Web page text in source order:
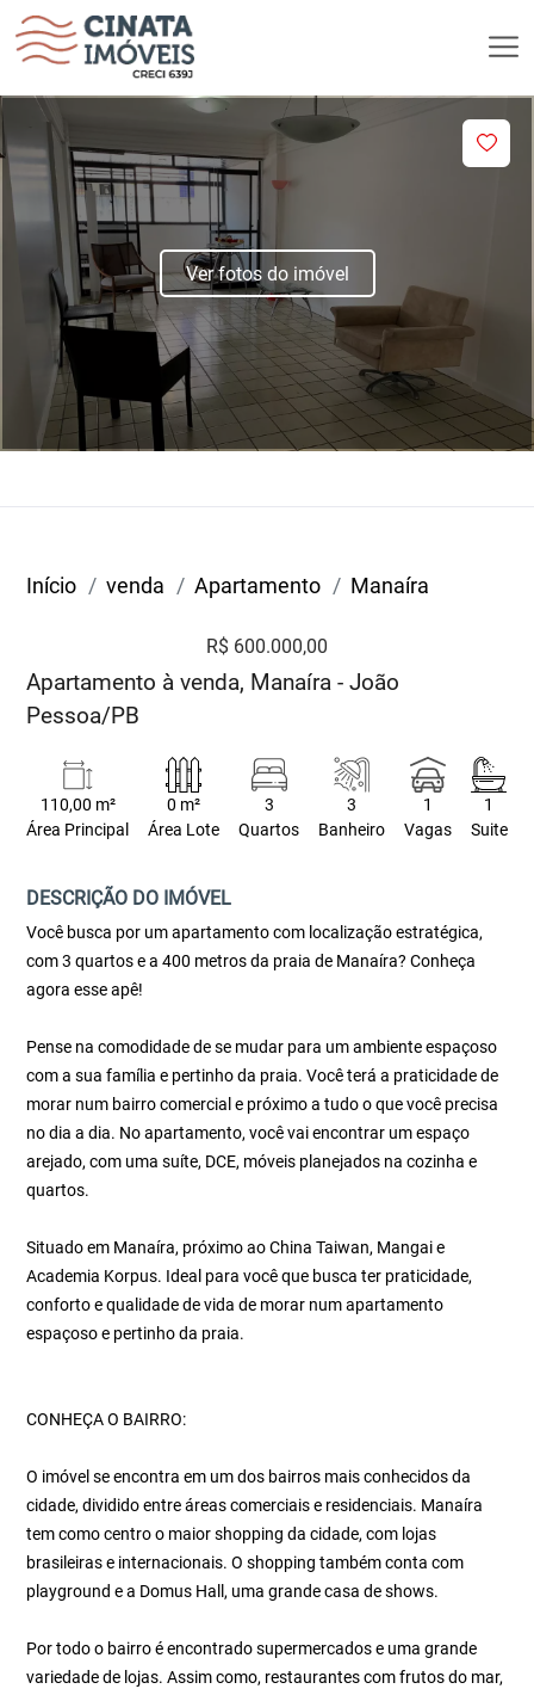
Ver fotos do imóvel
Início venda Apartamento Manaíra
R$ 600.000,00
Apartamento à venda, Manaíra - João
Pessoa/PB
110,00 m²
Área Principal
0 m²
Área Lote
3
Quartos
3
Banheiro
1
Vagas
1
Suite
DESCRIÇÃO DO IMÓVEL
Você busca por um apartamento com localização estratégica,
com 3 quartos e a 400 metros da praia de Manaíra? Conheça
agora esse apê!
Pense na comodidade de se mudar para um ambiente espaçoso
com a sua família e pertinho da praia. Você terá a praticidade de
morar num bairro comercial e próximo a tudo o que você precisa
no dia a dia. No apartamento, você vai encontrar um espaço
arejado, com uma suíte, DCE, móveis planejados na cozinha e
quartos.
Situado em Manaíra, próximo ao China Taiwan, Mangai e
Academia Korpus. Ideal para você que busca ter praticidade,
conforto e qualidade de vida de morar num apartamento
espaçoso e pertinho da praia.
CONHEÇA O BAIRRO:
O imóvel se encontra em um dos bairros mais conhecidos da
cidade, dividido entre áreas comerciais e residenciais. Manaíra
tem como centro o maior shopping da cidade, com lojas
brasileiras e internacionais. O shopping também conta com
playground e a Domus Hall, uma grande casa de shows.
Por todo o bairro é encontrado supermercados e uma grande
variedade de lojas. Assim como, restaurantes com frutos do mar,